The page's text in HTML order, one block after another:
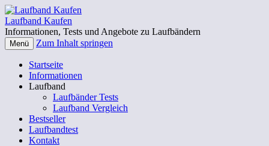
Laufband Kaufen
Informationen, Tests und Angebote zu Laufbändern
Menü Zum Inhalt springen
Startseite
Informationen
Laufband
Laufbänder Tests
Laufband Vergleich
Bestseller
Laufbandtest
Kontakt